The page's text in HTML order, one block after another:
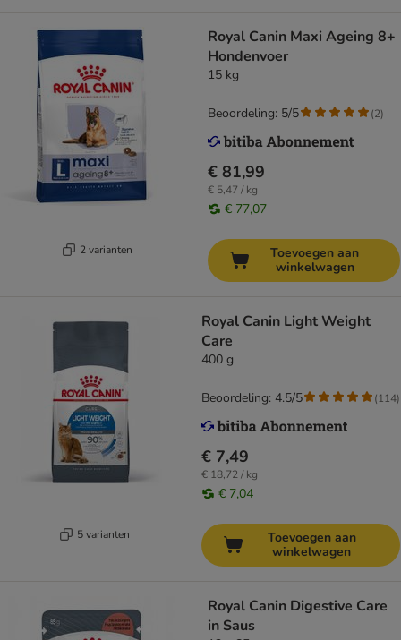
2 varianten
Royal Canin Maxi Ageing 8+
Hondenvoer
15 kg
€ 81,99
€ 5,47 / kg
€ 77,07
Beoordeling: 5/5 (2)
Toevoegen aan
winkelwagen
5 varianten
Royal Canin Light Weight
Care
400 g
€ 7,49
€ 18,72 / kg
€ 7,04
Beoordeling: 4.5/5 (114)
Toevoegen aan
winkelwagen
Royal Canin Digestive Care
in Saus